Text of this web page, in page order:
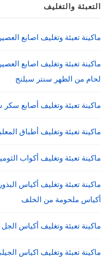
التعبئة والتغليف
ماكينة تعبئة وتغليف اصابع
لحام من الظهر سنتر سيلنج
ماكينة تعبئة وتغليف أصابع
ماكينة تعبئة وتغليف أطباق
ماكينة تعبئة وتغليف أكواب
ماكينة تعبئة وتغليف أكياس
أكياس ملحومة من الخلف
ماكينة تعبئة وتغليف أكياس الجل
ماكينة تعبئة وتغليف اكياس